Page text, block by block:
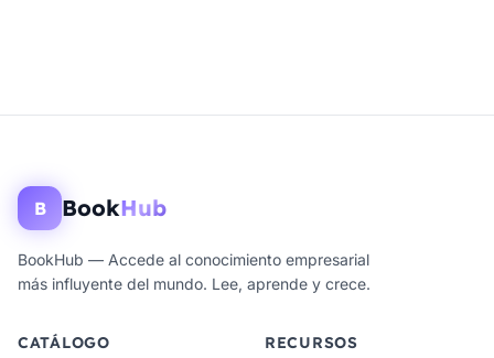
B BookHub
BookHub — Accede al conocimiento empresarial
más influyente del mundo. Lee, aprende y crece.
CATÁLOGO RECURSOS